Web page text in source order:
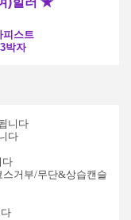
피스트
박자
니다
다
다
거부/무단&상습캔슬